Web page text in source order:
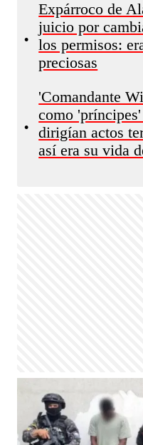
•
Expárroco de
juicio por
los permisos:
preciosas
•
'Comandante
como
dirigían actos
así era su vida